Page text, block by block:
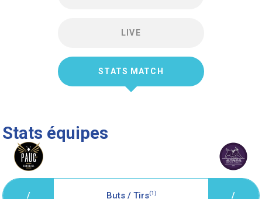
LIVE
STATS MATCH
Stats équipes
/ Buts / Tirs(1) /